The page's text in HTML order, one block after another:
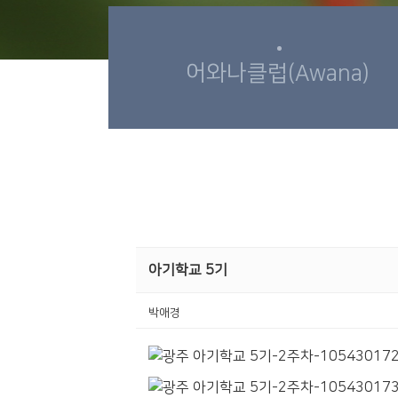
어와나클럽(Awana)
아기학교 5기
박애경